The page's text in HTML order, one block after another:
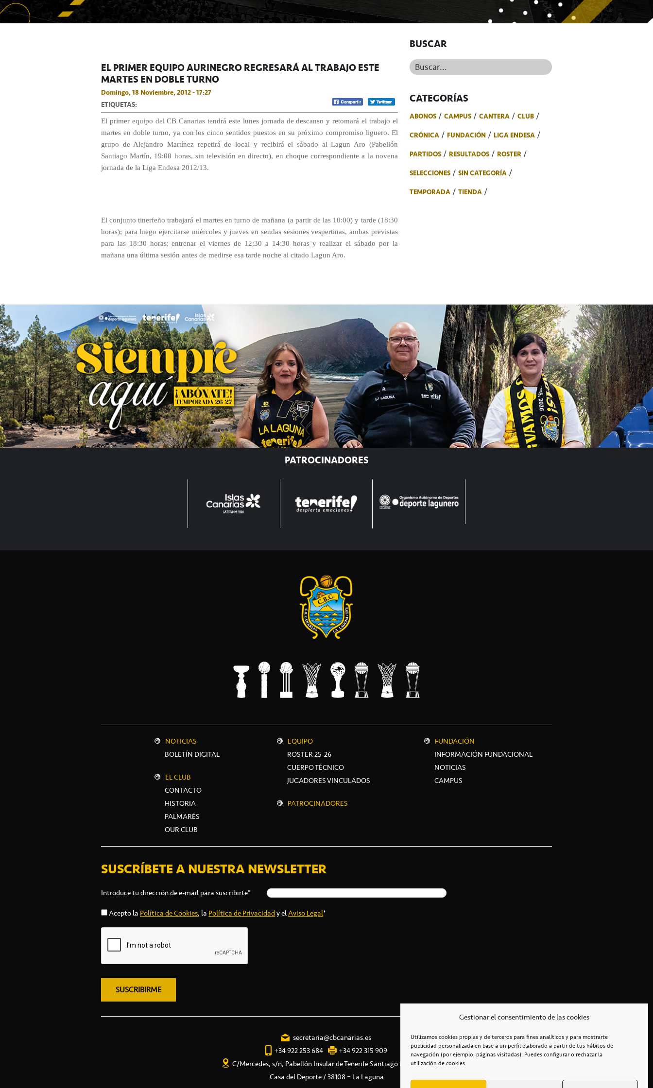
Gestionar el consentimiento de las cookies
Utilizamos cookies propias y de terceros para fines analíticos y para mostrarte
publicidad personalizada en base a un perfil elaborado a partir de tus hábitos de
navegación (por ejemplo, páginas visitadas). Puedes configurar o rechazar la
utilización de cookies.
EL PRIMER EQUIPO AURINEGRO REGRESARÁ AL TRABAJO ESTE
MARTES EN DOBLE TURNO
Domingo, 18 Noviembre, 2012 - 17:27
ETIQUETAS:
El primer equipo del CB Canarias tendrá este lunes jornada de descanso y retomará el trabajo el
martes en doble turno, ya con los cinco sentidos puestos en su próximo compromiso liguero. El
grupo de Alejandro Martínez repetirá de local y recibirá el sábado al Lagun Aro (Pabellón
Santiago Martín, 19:00 horas, sin televisión en directo), en choque correspondiente a la novena
jornada de la Liga Endesa 2012/13.
El conjunto tinerfeño trabajará el martes en turno de mañana (a partir de las 10:00) y tarde (18:30
horas); para luego ejercitarse miércoles y jueves en sendas sesiones vespertinas, ambas previstas
para las 18:30 horas; entrenar el viernes de 12:30 a 14:30 horas y realizar el sábado por la
mañana una última sesión antes de medirse esa tarde noche al citado Lagun Aro.
BUSCAR
Buscar...
CATEGORÍAS
ABONOS CAMPUS CANTERA
CLUB
CRÓNICA
FUNDACIÓN
LIGA ENDESA
PARTIDOS
RESULTADOS
ROSTER
SELECCIONES
SIN CATEGORÍA
TEMPORADA
TIENDA
PATROCINADORES
NOTICIAS
BOLETÍN DIGITAL
EL CLUB
CONTACTO
HISTORIA
PALMARÉS
OUR CLUB
EQUIPO
ROSTER 25-26
CUERPO TÉCNICO
JUGADORES VINCULADOS
PATROCINADORES
FUNDACIÓN
INFORMACIÓN FUNDACIONAL
NOTICIAS
CAMPUS
SUSCRÍBETE A NUESTRA NEWSLETTER
Introduce tu dirección de e-mail para suscribirte*
Acepto la Política de Cookies, la Política de Privacidady elAviso Legal*
secretaria@cbcanarias.es
+34 922 253 684
+34 922 315 909
C/Mercedes, s/n, Pabellón Insular de Tenerife Santiago Martín
Casa del Deporte / 38108 – La Laguna